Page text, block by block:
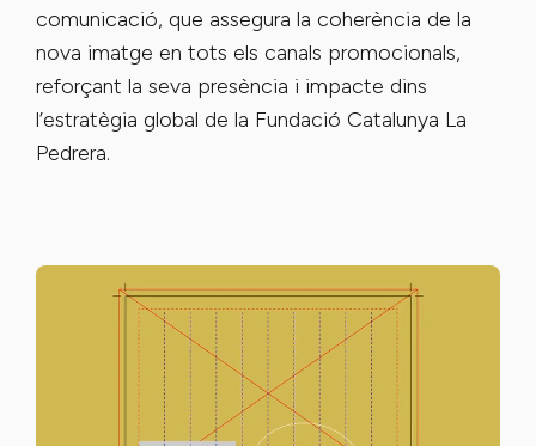
comunicació, que assegura la coherència de la
nova imatge en tots els canals promocionals,
reforçant la seva presència i impacte dins
l’estratègia global de la Fundació Catalunya La
Pedrera.